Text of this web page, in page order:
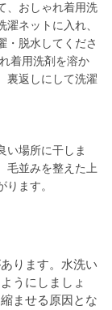
、おしゃれ着用洗
ネットに入れ、
・脱水してくださ
着用洗剤を溶か
裏返しにして洗濯
い場所に干しま
毛並みを整えた上
ます。
ります。水洗い
うにしましょ
ませる原因とな